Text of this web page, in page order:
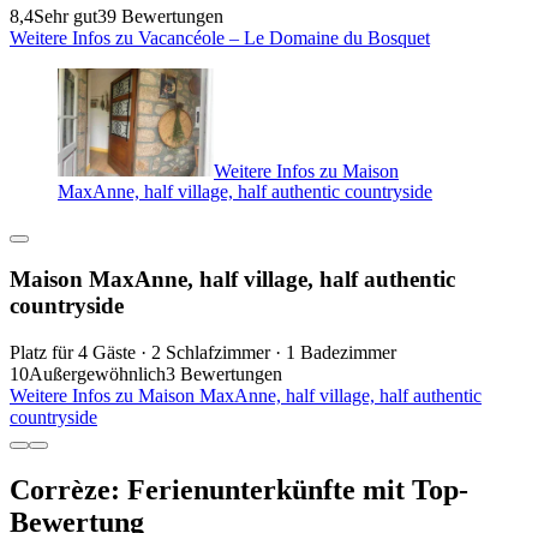
8,4Sehr gut39 Bewertungen
Weitere Infos zu Vacancéole – Le Domaine du Bosquet
Weitere Infos zu Maison
MaxAnne, half village, half authentic countryside
Maison MaxAnne, half village, half authentic
countryside
Platz für 4 Gäste · 2 Schlafzimmer · 1 Badezimmer
10Außergewöhnlich3 Bewertungen
Weitere Infos zu Maison MaxAnne, half village, half authentic
countryside
Corrèze: Ferienunterkünfte mit Top-
Bewertung